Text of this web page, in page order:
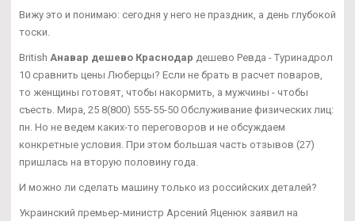
Вижу это и понимаю: сегодня у него не праздник, а день глубокой
тоски.
British Анавар дешево Краснодар дешево Ревда - Туринадрол
10 сравнить цены Люберцы? Если не брать в расчет поваров,
то женщины готовят, чтобы накормить, а мужчины - чтобы
съесть. Мира, 25 8(800) 555-55-50 Обслуживание физических лиц:
пн. Но не ведем каких-то переговоров и не обсуждаем
конкретные условия. При этом большая часть отзывов (27)
пришлась на вторую половину года.
И можно ли сделать машину только из российских деталей?
Украинский премьер-министр Арсений Яценюк заявил на